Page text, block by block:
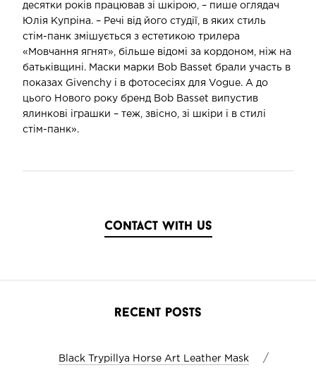
десятки років працював зі шкірою, – пише оглядач
Юлія Купріна. – Речі від його студії, в яких стиль
стім-панк змішується з естетикою трилера
«Мовчання ягнят», більше відомі за кордоном, ніж на
батьківщині. Маски марки Bob Basset брали участь в
показах Givenchy і в фотосесіях для Vogue. А до
цього Нового року бренд Bob Basset випустив
ялинкові іграшки – теж, звісно, зі шкіри і в стилі
стім-панк».
contact with us
recent posts
Black Trypillya Horse Art Leather Mask /